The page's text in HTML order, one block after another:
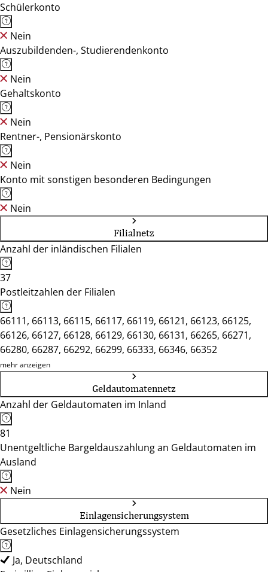
Schülerkonto
Nein
Auszubildenden-, Studierendenkonto
Nein
Gehaltskonto
Nein
Rentner-, Pensionärskonto
Nein
Konto mit sonstigen besonderen Bedingungen
Nein
Filialnetz
Anzahl der inländischen Filialen
37
Postleitzahlen der Filialen
66111, 66113, 66115, 66117, 66119, 66121, 66123, 66125,
66126, 66127, 66128, 66129, 66130, 66131, 66265, 66271,
66280, 66287, 66292, 66299, 66333, 66346, 66352
mehr anzeigen
Geldautomatennetz
Anzahl der Geldautomaten im Inland
81
Unentgeltliche Bargeldauszahlung an Geldautomaten im
Ausland
Nein
Einlagensicherungsystem
Gesetzliches Einlagensicherungssystem
Ja, Deutschland